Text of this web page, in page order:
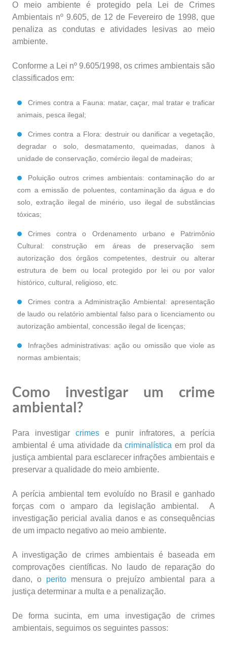
O meio ambiente é protegido pela Lei de Crimes
Ambientais nº 9.605, de 12 de Fevereiro de 1998, que
penaliza as condutas e atividades lesivas ao meio
ambiente.
Conforme a Lei nº 9.605/1998, os crimes ambientais são
classificados em:
Crimes contra a Fauna: matar, caçar, mal tratar e traficar
animais, pesca ilegal;
Crimes contra a Flora: destruir ou danificar a vegetação,
degradar o solo, desmatamento, queimadas, danos à
unidade de conservação, comércio ilegal de madeiras;
Poluição outros crimes ambientais: contaminação do ar
com a emissão de poluentes, contaminação da água e do
solo, extração ilegal de minério, uso ilegal de substâncias
tóxicas;
Crimes contra o Ordenamento urbano e Patrimônio
Cultural: construção em áreas de preservação sem
autorização dos órgãos competentes, destruir ou alterar
estrutura de bem ou local protegido por lei ou por valor
histórico, cultural, religioso, etc.
Crimes contra a Administração Ambiental: apresentação
de laudo ou relatório ambiental falso para o licenciamento ou
autorização ambiental, concessão ilegal de licenças;
Infrações administrativas: ação ou omissão que viole as
normas ambientais;
Como investigar um crime
ambiental?
Para investigarcrimes e punir infratores, a perícia
ambiental é uma atividade dacriminalística em prol da
justiça ambiental para esclarecer infrações ambientais e
preservar a qualidade do meio ambiente.
A perícia ambiental tem evoluído no Brasil e ganhado
forças com o amparo da legislação ambiental. A
investigação pericial avalia danos e as consequências
de um impacto negativo ao meio ambiente.
A investigação de crimes ambientais é baseada em
comprovações científicas. No laudo de reparação do
dano, o perito mensura o prejuízo ambiental para a
justiça determinar a multa e a penalização.
De forma sucinta, em uma investigação de crimes
ambientais, seguimos os seguintes passos: